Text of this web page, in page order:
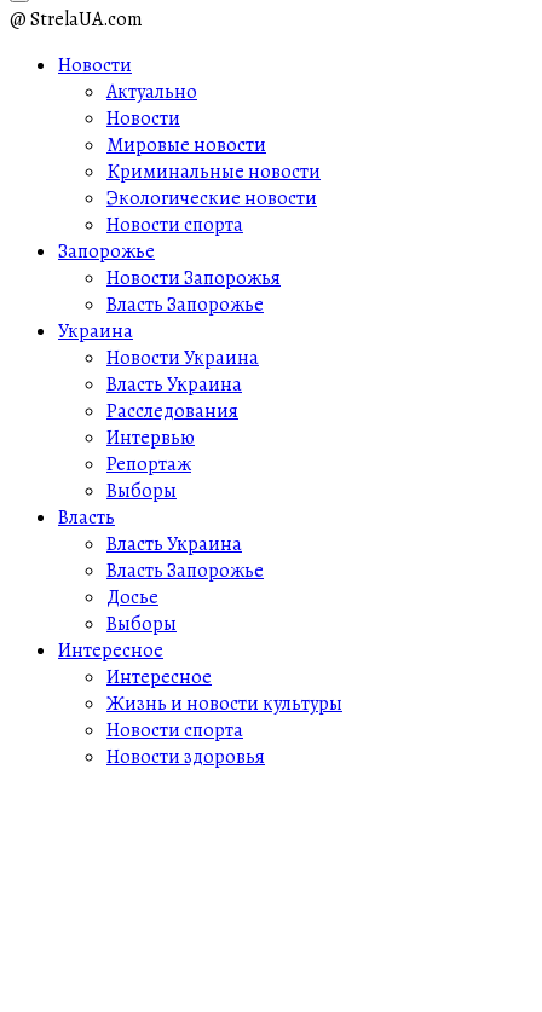
@ StrelaUA.com
Новости
Актуально
Новости
Мировые новости
Криминальные новости
Экологические новости
Новости спорта
Запорожье
Новости Запорожья
Власть Запорожье
Украина
Новости Украина
Власть Украина
Расследования
Интервью
Репортаж
Выборы
Власть
Власть Украина
Власть Запорожье
Досье
Выборы
Интересное
Интересное
Жизнь и новости культуры
Новости спорта
Новости здоровья